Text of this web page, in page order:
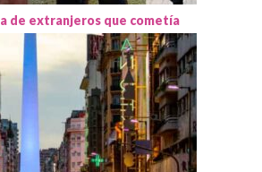
de extranjeros que cometía